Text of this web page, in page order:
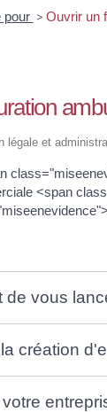
pour > Ouvrir un
légale et
<span
de vous
création